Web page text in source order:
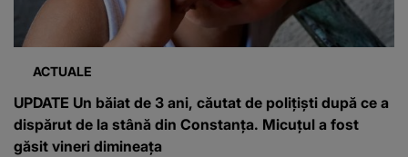
ACTUALE
UPDATE Un băiat de 3 ani, căutat de polițiști după ce a
dispărut de la stână din Constanța. Micuțul a fost
găsit vineri dimineața